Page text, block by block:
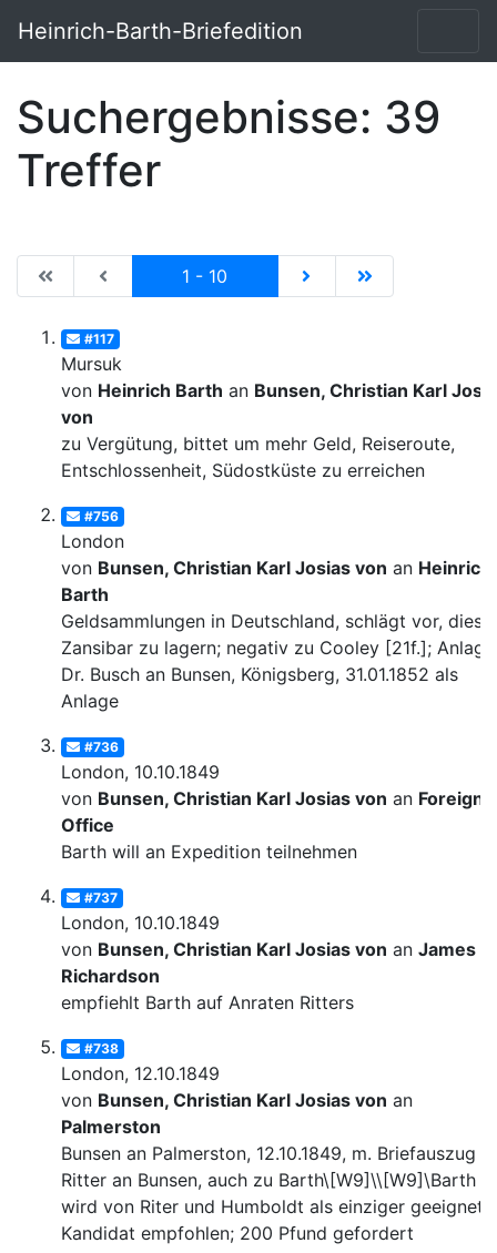
Heinrich-Barth-Briefedition
Suchergebnisse: 39
Treffer
|de:Erste Seite|en:First results page|
|de:Vorhergehende Seite|en:Previous results
1 - 10 |de:Nächste
|de:Letzte
#117
Mursuk
von Heinrich Barth an Bunsen, Christian Karl
von
zu Vergütung, bittet um mehr Geld, Reiseroute,
Entschlossenheit, Südostküste zu erreichen
#756
London
von Bunsen, Christian Karl Josias von an Heinrich
Barth
Geldsammlungen in Deutschland, schlägt vor, diese
Zansibar zu lagern; negativ zu Cooley [21f.];
Dr. Busch an Bunsen, Königsberg, 31.01.1852 als
Anlage
#736
London, 10.10.1849
von Bunsen, Christian Karl Josias von an Foreign
Office
Barth will an Expedition teilnehmen
#737
London, 10.10.1849
von Bunsen, Christian Karl Josias von an James
Richardson
empfiehlt Barth auf Anraten Ritters
#738
London, 12.10.1849
von Bunsen, Christian Karl Josias von an
Palmerston
Bunsen an Palmerston, 12.10.1849, m. Briefauszug
Ritter an Bunsen, auch zu Barth\[W9]\\[W9]\Barth
wird von Riter und Humboldt als einziger
Kandidat empfohlen; 200 Pfund gefordert